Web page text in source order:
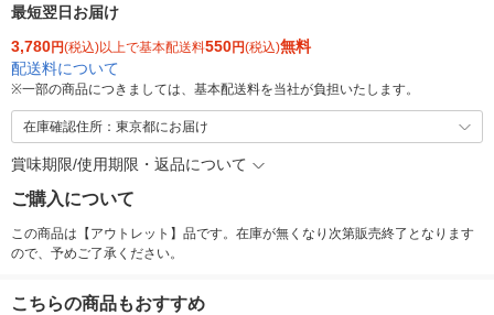
最短翌日お届け
3,780円(税込)以上で基本配送料550円(税込)無料
配送料について
※一部の商品につきましては、基本配送料を当社が負担いたします。
在庫確認住所：東京都にお届け
賞味期限/使用期限・返品について
ご購入について
この商品は【アウトレット】品です。在庫が無くなり次第販売終了となります
ので、予めご了承ください。
こちらの商品もおすすめ